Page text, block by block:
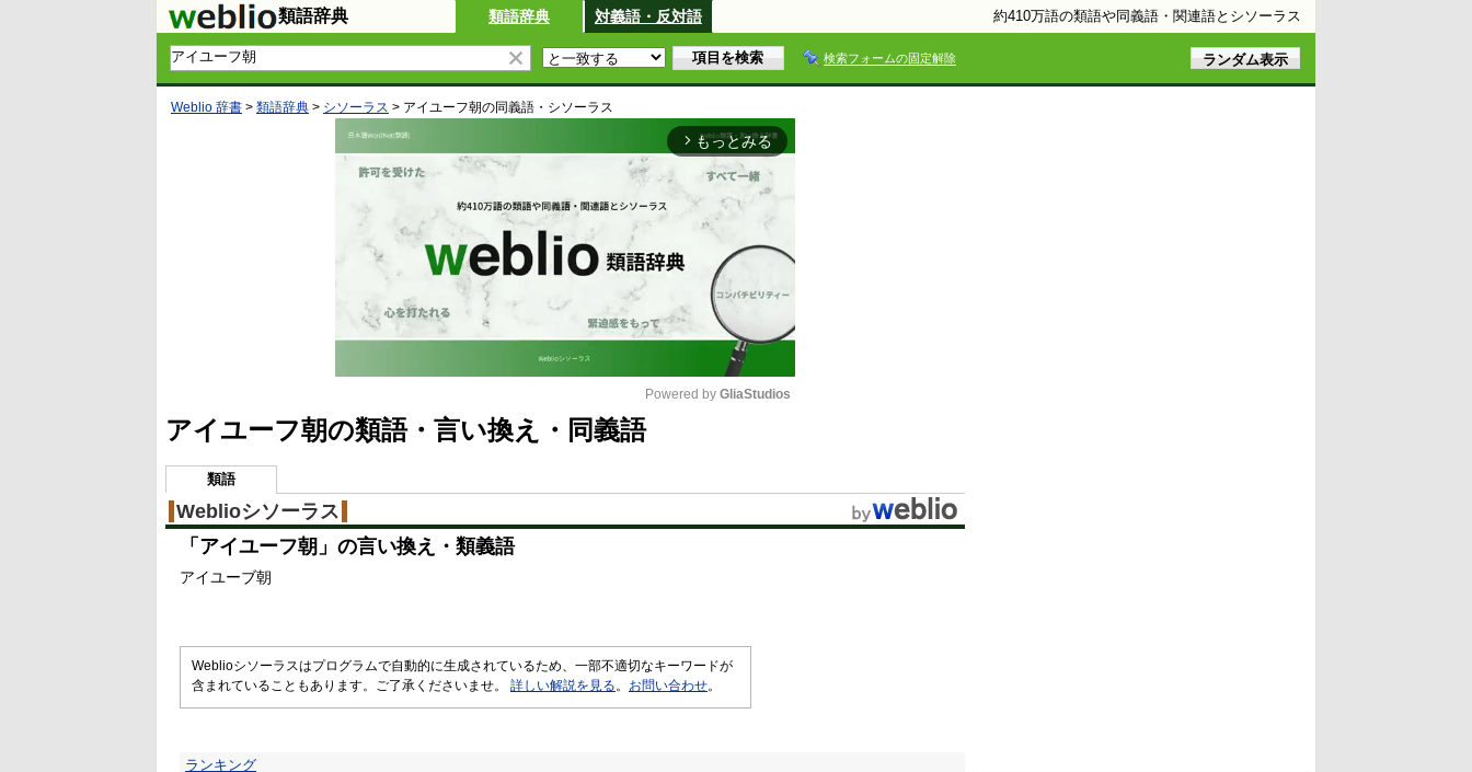
類語辞典 類語辞典 対義語・反対語 約410万語の類語や同義語・関連語とシソーラス
検索フォームの固定解除
Weblio 辞書 > 類語辞典 > シソーラス > アイユーフ朝の同義語・シソーラス
arrow_forward_ios もっとみる
Powered by GliaStudios
アイユーフ朝の類語・言い換え・同義語
類語
Weblioシソーラス
「 アイユーフ朝 」の言い換え・類義語
アイユーブ朝
Weblioシソーラスはプログラムで自動的に生成されているため、一部不適切なキーワードが
含まれていることもあります。ご了承くださいませ。 詳しい解説を見る 。 お問い合わせ。
ランキング